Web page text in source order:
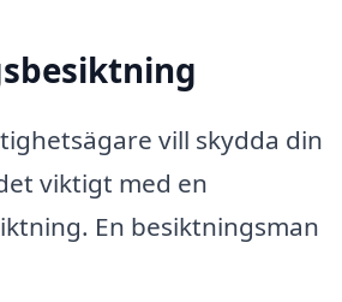
vill skydda din
viktigt med en
En besiktningsman